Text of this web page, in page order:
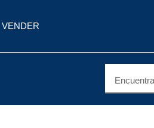
VENDER